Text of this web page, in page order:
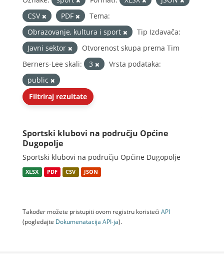
CSV
PDF
Tema:
Obrazovanje, kultura i sport
Tip Izdavača:
Javni sektor
Otvorenost skupa prema Tim
Berners-Lee skali:
3
Vrsta podataka:
public
Filtriraj rezultate
Sportski klubovi na području Općine
Dugopolje
Sportski klubovi na području Općine Dugopolje
XLSX PDF CSV JSON
Također možete pristupiti ovom registru koristeći API
(pogledajte Dokumenаtаcijа API-jа).